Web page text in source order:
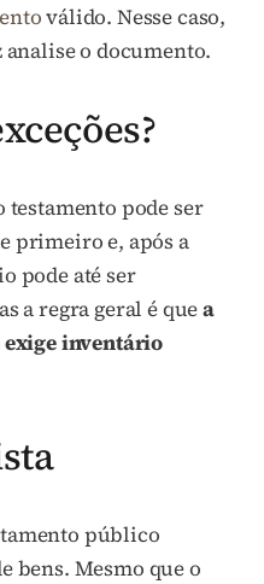
válido. Nesse caso,
o documento.
testamento pode ser
primeiro e, após a
pode até ser
a regra geral é quea
exige inventário
público
bens. Mesmo que o